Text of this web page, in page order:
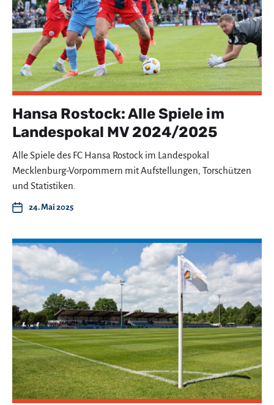
Hansa Rostock: Alle Spiele im
Landespokal MV 2024/2025
Alle Spiele des FC Hansa Rostock im Landespokal
Mecklenburg-Vorpommern mit Aufstellungen, Torschützen
und Statistiken.
24. Mai 2025